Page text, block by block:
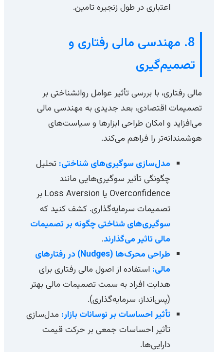
اعتباری در طول زنجیره تامین.
8. مهندسی مالی رفتاری و
تصمیم‌گیری
مالی رفتاری، با بررسی تأثیر عوامل روانشناختی بر
تصمیمات اقتصادی، بعد جدیدی به مهندسی مالی
می‌افزاید و امکان طراحی ابزارها و سیاست‌های
هوشمندانه‌تر را فراهم می‌کند.
مدل‌سازی سوگیری‌های شناختی: تحلیل
چگونگی تأثیر سوگیری‌هایی مانند
Overconfidence یا Loss Aversion بر
تصمیمات سرمایه‌گذاری. کشف کنید که
سوگیری‌های شناختی چگونه بر تصمیمات
مالی تاثیر می‌گذارند.
طراحی محرک‌ها (Nudges) در رفتارهای
مالی: استفاده از اصول مالی رفتاری برای
هدایت افراد به سمت تصمیمات مالی بهتر
(پس‌انداز، سرمایه‌گذاری).
تأثیر احساسات بر نوسانات بازار: مدل‌سازی
تأثیر احساسات جمعی بر حرکت قیمت
دارایی‌ها.